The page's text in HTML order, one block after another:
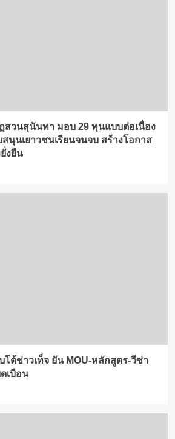
สวนสุนันทา มอบ 29 ทุนแบบต่อเนื่อง
นุนเยาวชนเรียนจนจบ สร้างโอกาส
งยืน
โต้ข่าวเท็จ ยัน MOU-หลักสูตร-วีซ่า
เบือน